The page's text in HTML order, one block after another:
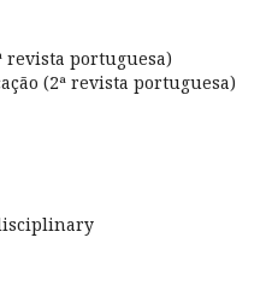
revista portuguesa)
(2ª revista portuguesa)